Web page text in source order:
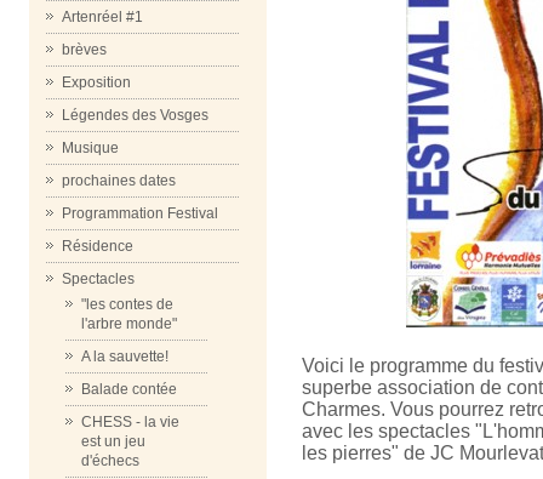
Artenréel #1
brèves
Exposition
Légendes des Vosges
Musique
prochaines dates
Programmation Festival
Résidence
Spectacles
"les contes de
l'arbre monde"
A la sauvette!
Balade contée
CHESS - la vie
est un jeu
d'échecs
Voici le programme du
superbe association de
Charmes. Vous pourrez
avec les spectacles
les pierres" de JC